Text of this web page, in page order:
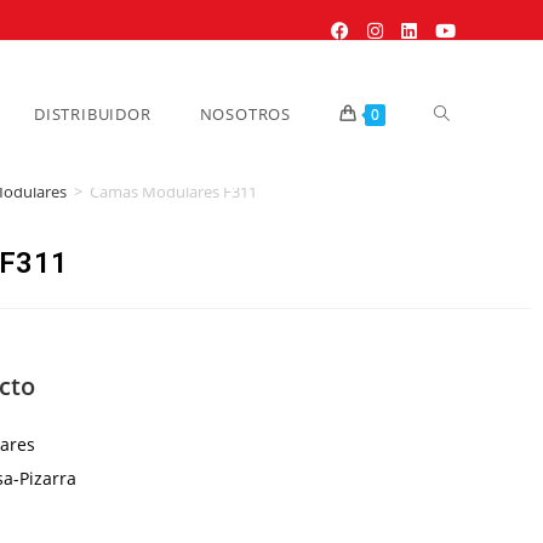
DISTRIBUIDOR NOSOTROS 0
> Camas Modulares F311